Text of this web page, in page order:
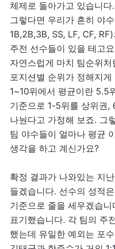
체제로 돌아가고 있습니다.
그렇다면 우리가 흔히 야
1B,2B,3B, SS, LF, CF,
주전 선수들이 있을 테고
자연스럽게 마치 팀순위처
포지션별 순위가 정해지게
1~10위에서 평균이란 5.5
기준으로 1-5위를 상위권,
나눤다고 가정해 보죠. 그
팀 야수들이 얼마나 평균
생각을 하고 계신가요?
확정 결과가 나와있는 지
들겠습니다. 선수의 성적
기준으로 줄을 세우겠습
표기했습니다. 각 팀의 주
했는데 유일한 예외는 포